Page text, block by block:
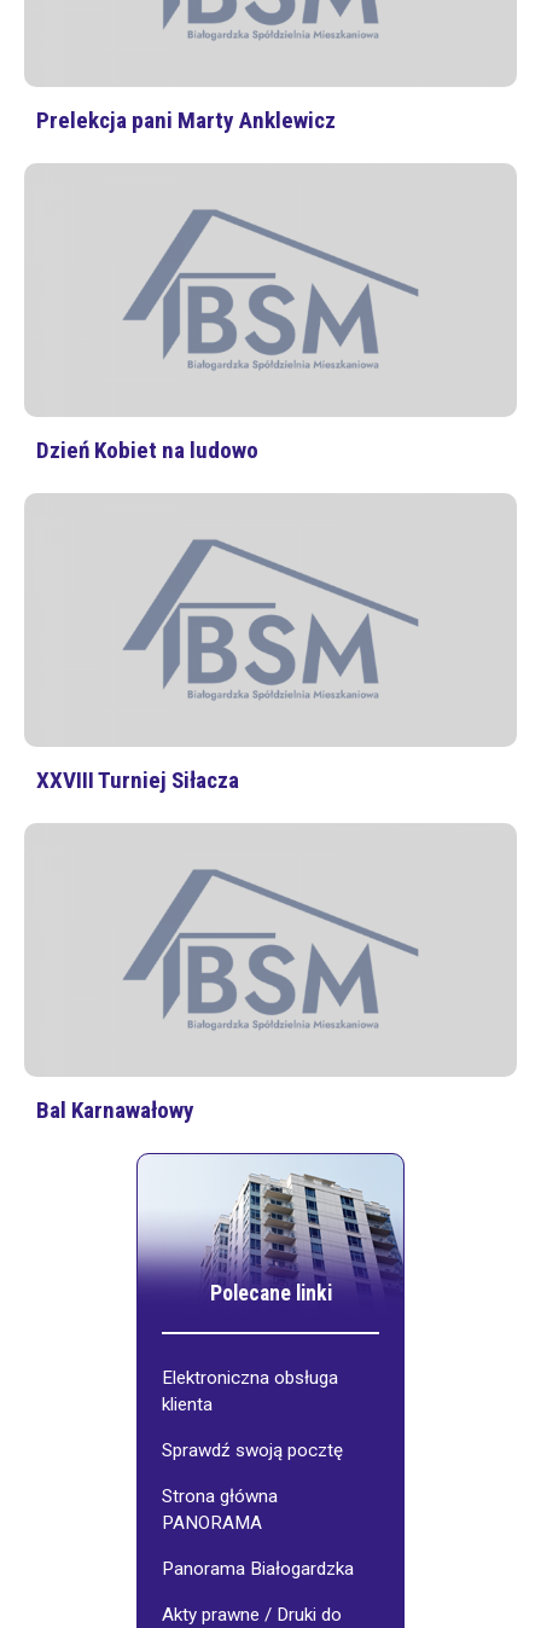
Prelekcja pani Marty Anklewicz
Dzień Kobiet na ludowo
XXVIII Turniej Siłacza
Bal Karnawałowy
Polecane linki
Elektroniczna obsługa
klienta
Sprawdź swoją pocztę
Strona główna
PANORAMA
Panorama Białogardzka
Akty prawne / Druki do